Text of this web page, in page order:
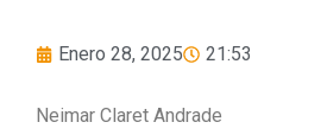
Enero 28, 2025 21:53
Neimar Claret Andrade